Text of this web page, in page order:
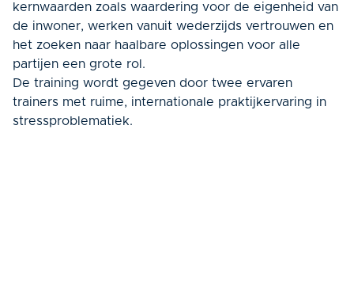
kernwaarden zoals waardering voor de eigenheid van
de inwoner, werken vanuit wederzijds vertrouwen en
het zoeken naar haalbare oplossingen voor alle
partijen een grote rol.
De training wordt gegeven door twee ervaren
trainers met ruime, internationale praktijkervaring in
stressproblematiek.